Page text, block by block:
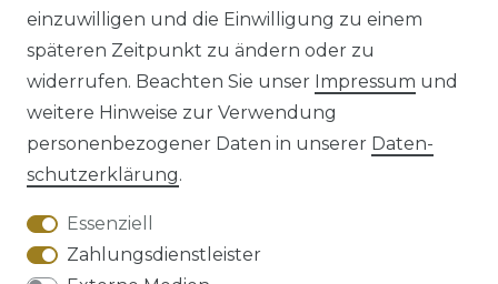
Impressum Daten­schutz­erklärung
AGB Barrierefreiheitserklärung
einzuwilligen und die Einwilligung zu einem
späteren Zeitpunkt zu ändern oder zu
widerrufen. Beachten Sie unser Impressum und
weitere Hinweise zur Verwendung
personenbezogener Daten in unserer Daten­
schutz­erklärung.
Essenziell
Zahlungsdienstleister